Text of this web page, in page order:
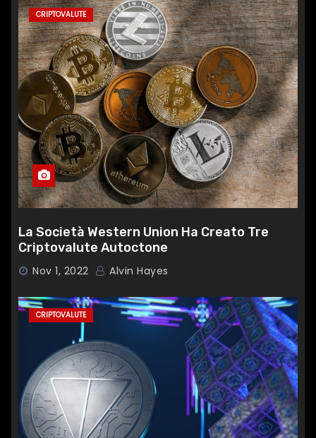
CRIPTOVALUTE
La Società Western Union Ha Creato Tre
Criptovalute Autoctone
Nov 1, 2022 Alvin Hayes
CRIPTOVALUTE